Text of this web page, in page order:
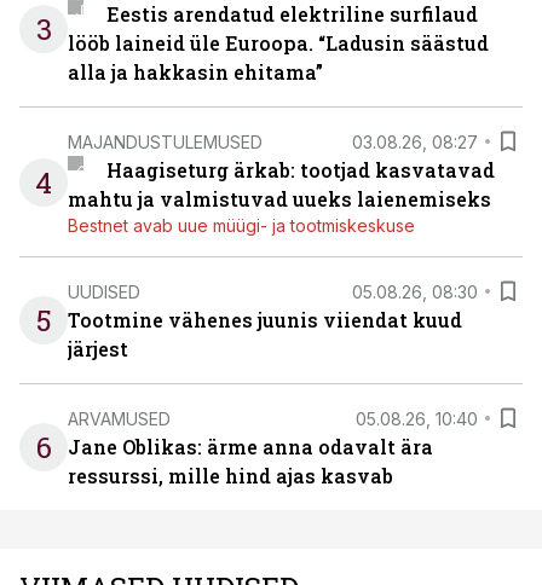
3
Eestis arendatud elektriline surfilaud
lööb laineid üle Euroopa. “Ladusin säästud
alla ja hakkasin ehitama”
4
MAJANDUSTULEMUSED 03.08.26, 08:27
Haagiseturg ärkab: tootjad kasvatavad
mahtu ja valmistuvad uueks laienemiseks
Bestnet avab uue müügi- ja tootmiskeskuse
5
UUDISED 05.08.26, 08:30
Tootmine vähenes juunis viiendat kuud
järjest
6
ARVAMUSED 05.08.26, 10:40
Jane Oblikas: ärme anna odavalt ära
ressurssi, mille hind ajas kasvab